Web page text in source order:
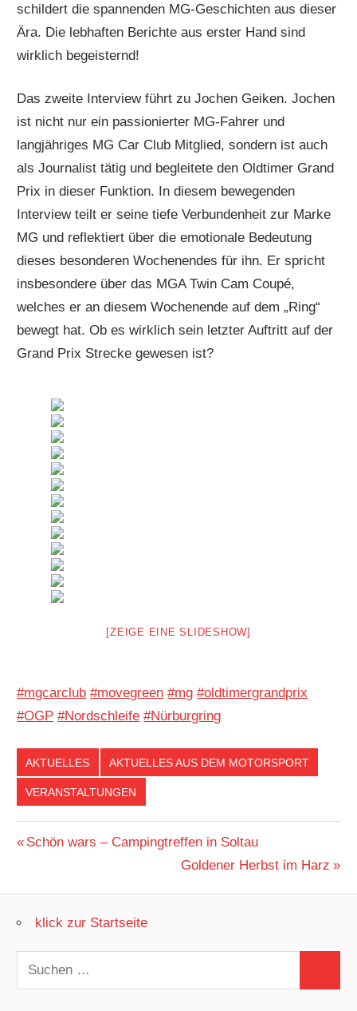
schildert die spannenden MG-Geschichten aus dieser
Ära. Die lebhaften Berichte aus erster Hand sind
wirklich begeisternd!
Das zweite Interview führt zu Jochen Geiken. Jochen
ist nicht nur ein passionierter MG-Fahrer und
langjähriges MG Car Club Mitglied, sondern ist auch
als Journalist tätig und begleitete den Oldtimer Grand
Prix in dieser Funktion. In diesem bewegenden
Interview teilt er seine tiefe Verbundenheit zur Marke
MG und reflektiert über die emotionale Bedeutung
dieses besonderen Wochenendes für ihn. Er spricht
insbesondere über das MGA Twin Cam Coupé,
welches er an diesem Wochenende auf dem „Ring“
bewegt hat. Ob es wirklich sein letzter Auftritt auf der
Grand Prix Strecke gewesen ist?
[ZEIGE EINE SLIDESHOW]
#mgcarclub #movegreen #mg #oldtimergrandprix
#OGP #Nordschleife #Nürburgring
AKTUELLES AKTUELLES AUS DEM MOTORSPORT
VERANSTALTUNGEN
Beitragsnavigation
Vorheriger
Schön wars – Campingtreffen in Soltau
Nächster
Goldener Herbst im Harz
klick zur Startseite
Suchen
nach: